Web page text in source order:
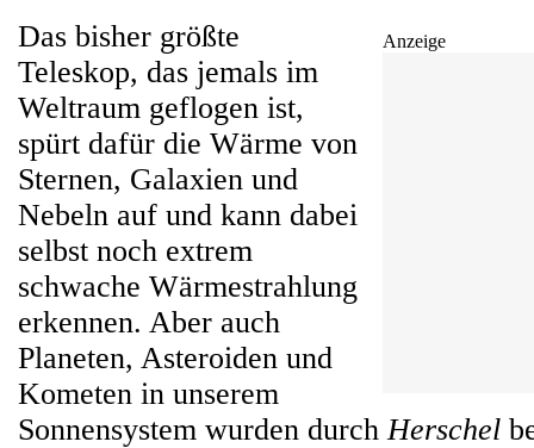
Anzeige
Das bisher größte
Teleskop, das jemals im
Weltraum geflogen ist,
spürt dafür die Wärme von
Sternen, Galaxien und
Nebeln auf und kann dabei
selbst noch extrem
schwache Wärmestrahlung
erkennen. Aber auch
Planeten, Asteroiden und
Kometen in unserem
Sonnensystem wurden durchHerschel